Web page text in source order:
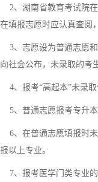
2、湖南省教育考试院在
在填报志愿时应认真查阅
3、志愿设为普通志愿和
向社会公布，未录取的考
4、报考“高起本”未录取
5、普通志愿报考专升本
6、在普通志愿填报时未
报以上专业。
7、报考医学门类专业的